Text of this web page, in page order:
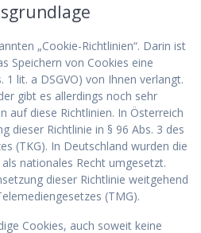
„Cookie-Richtlinien“. Darin ist
Speichern von Cookies eine
1 lit. a DSGVO) von Ihnen verlangt.
gibt es allerdings noch sehr
auf diese Richtlinien. In Österreich
dieser Richtlinie in § 96 Abs. 3 des
(TKG). In Deutschland wurden die
nationales Recht umgesetzt.
dieser Richtlinie weitgehend
(TMG).
Cookies, auch soweit keine